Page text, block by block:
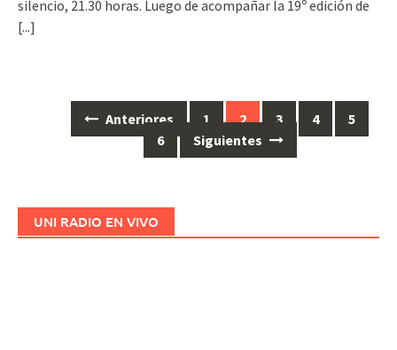
silencio, 21.30 horas. Luego de acompañar la 19º edición de
[...]
Anteriores 1 2 3 4
5
6
Siguientes
UNI RADIO EN VIVO